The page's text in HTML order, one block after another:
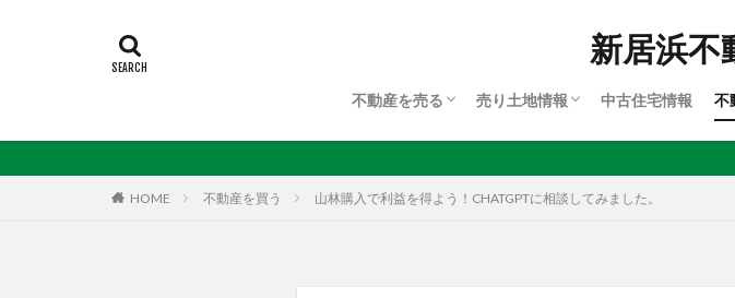
新居浜不
不動産を売る
不動産を売る
不動産査定
任意売却について
売り土地情報
川西
川東
上部
中古住宅情報 不
HOME 不動産を買う 山林購入で利益を得よう！CHATGPTに相談してみました。